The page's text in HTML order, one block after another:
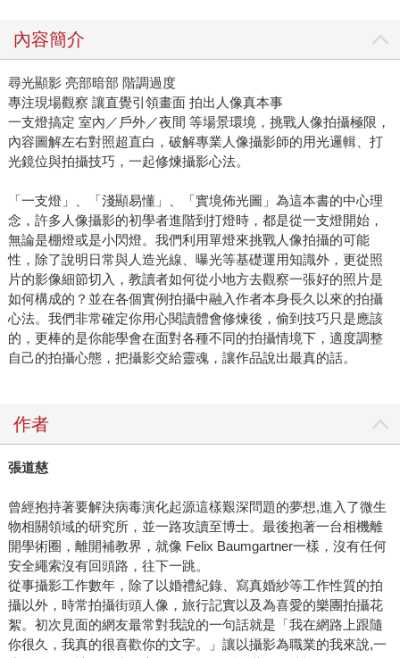
內容簡介
尋光顯影 亮部暗部 階調過度
專注現場觀察 讓直覺引領畫面 拍出人像真本事
一支燈搞定 室內／戶外／夜間 等場景環境，挑戰人像拍攝極限，
內容圖解左右對照超直白，破解專業人像攝影師的用光邏輯、打
光鏡位與拍攝技巧，一起修煉攝影心法。
「一支燈」、「淺顯易懂」、「實境佈光圖」為這本書的中心理
念，許多人像攝影的初學者進階到打燈時，都是從一支燈開始，
無論是棚燈或是小閃燈。我們利用單燈來挑戰人像拍攝的可能
性，除了說明日常與人造光線、曝光等基礎運用知識外，更從照
片的影像細節切入，教讀者如何從小地方去觀察一張好的照片是
如何構成的？並在各個實例拍攝中融入作者本身長久以來的拍攝
心法。我們非常確定你用心閱讀體會修煉後，偷到技巧只是應該
的，更棒的是你能學會在面對各種不同的拍攝情境下，適度調整
自己的拍攝心態，把攝影交給靈魂，讓作品說出最真的話。
作者
張道慈
曾經抱持著要解決病毒演化起源這樣艱深問題的夢想,進入了微生
物相關領域的研究所，並一路攻讀至博士。最後抱著一台相機離
開學術圈，離開補教界，就像 Felix Baumgartner一樣，沒有任何
安全繩索沒有回頭路，往下一跳。
從事攝影工作數年，除了以婚禮紀錄、寫真婚紗等工作性質的拍
攝以外，時常拍攝街頭人像，旅行記實以及為喜愛的樂團拍攝花
絮。初次見面的網友最常對我說的一句話就是「我在網路上跟隨
你很久，我真的很喜歡你的文字。」讓以攝影為職業的我來說,一